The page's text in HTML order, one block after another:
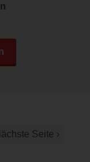
Seite ›